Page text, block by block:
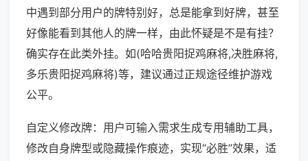
中遇到部分用户的牌特别好，总是能拿到好牌，甚至
好像能看到其他人的牌一样，由此怀疑是不是有挂？
确实存在此类外挂。如(哈哈贵阳捉鸡麻将,决胜麻将,
多乐贵阳捉鸡麻将)等，建议通过正规途径维护游戏
公平。
自定义修改牌：用户可输入需求生成专用辅助工具，
修改自身牌型或隐藏操作痕迹，实现“必胜”效果，适